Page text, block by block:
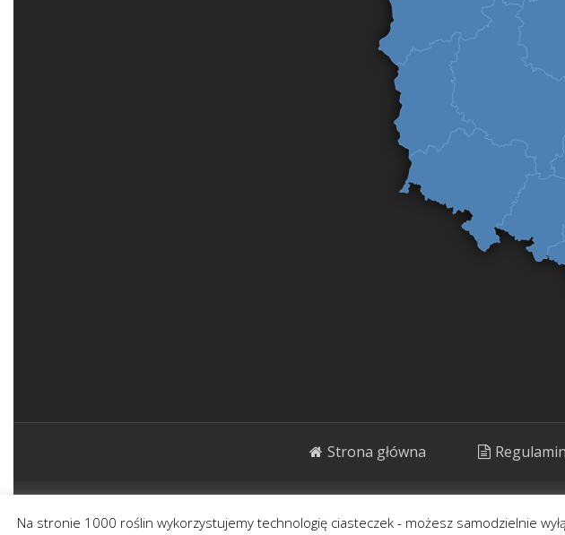
Strona główna Regulamin
1000roślin.pl Strona ma charakter publicystyczny. Prezentujemy rośliny
Na stronie 1000 roślin wykorzystujemy technologię ciasteczek - możesz samodzielnie